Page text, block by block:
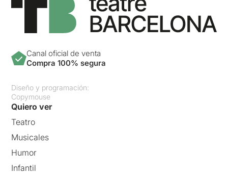
Canal oficial de venta
Compra 100% segura
Diseño y programación:
Copymouse
Quiero ver
Teatro
Musicales
Humor
Infantil